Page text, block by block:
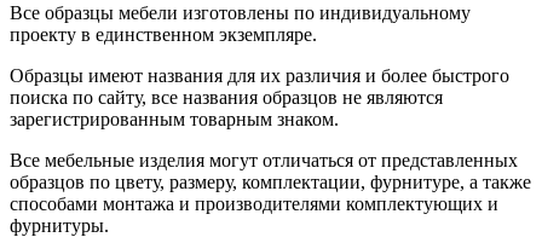
Все образцы мебели изготовлены по индивидуальному
проекту в единственном экземпляре.
Образцы имеют названия для их различия и более быстрого
поиска по сайту, все названия образцов не являются
зарегистрированным товарным знаком.
Все мебельные изделия могут отличаться от представленных
образцов по цвету, размеру, комплектации, фурнитуре, а также
способами монтажа и производителями комплектующих и
фурнитуры.